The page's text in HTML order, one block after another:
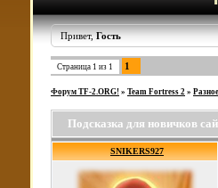
Привет,Гость
Страница 1 из 1 1
Форум TF-2.ORG! » Team Fortress 2 » Разное
Подсказка для новичков
SNIKERS927